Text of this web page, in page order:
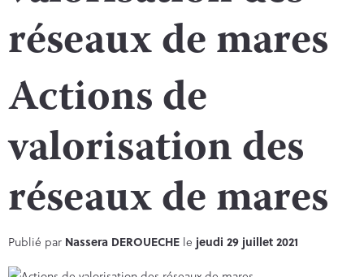
réseaux de mares
Actions de
valorisation des
réseaux de mares
Publié par Nassera DEROUECHE le jeudi 29 juillet 2021